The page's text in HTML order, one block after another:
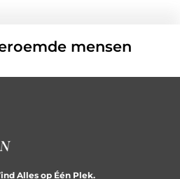
mensen
Alles op Één Plek.